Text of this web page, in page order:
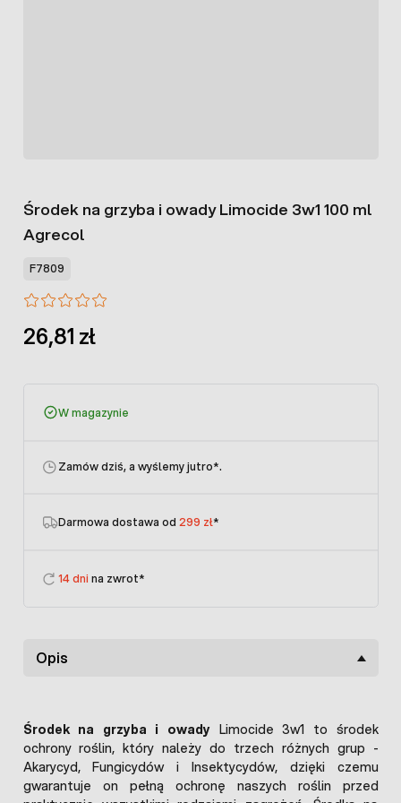
Środek na grzyba i owady Limocide 3w1 100 ml
Agrecol
F7809
26,81 zł
W magazynie
Zamów dziś, a wyślemy jutro*.
Darmowa dostawa od 299 zł*
14 dni na zwrot*
Opis
Środek na grzyba i owady Limocide 3w1 to środek
ochrony roślin, który należy do trzech różnych grup -
Akarycyd, Fungicydów i Insektycydów, dzięki czemu
gwarantuje on pełną ochronę naszych roślin przed